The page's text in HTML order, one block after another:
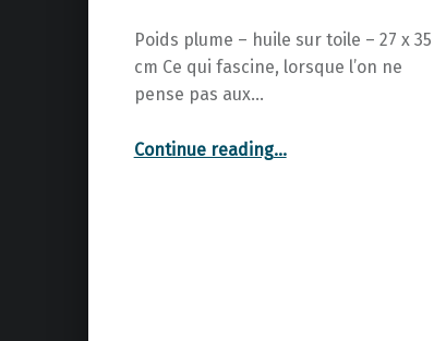
Poids plume – huile sur toile – 27 x 35
cm Ce qui fascine, lorsque l’on ne
pense pas aux…
Continue reading…